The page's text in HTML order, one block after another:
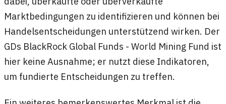
Marktbedingungen zu identifizieren und können bei
Handelsentscheidungen unterstützend wirken. Der
GDs BlackRock Global Funds - World Mining Fund ist
hier keine Ausnahme; er nutzt diese Indikatoren,
um fundierte Entscheidungen zu treffen.